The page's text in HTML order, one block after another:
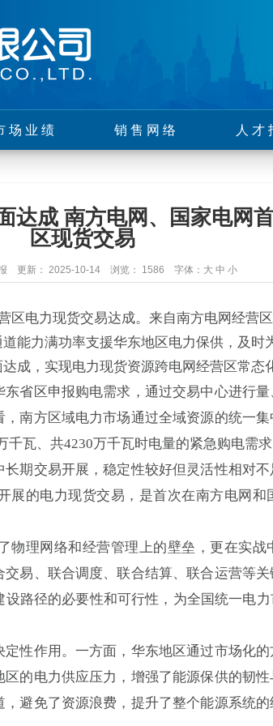
场业绩 销售网络 人才
达成 南方电网、国家电网
区现货交易
更新： 2025-10-14 浏览： 1586 字体： 大 中 小
区电力现货交易达成。来自南方电网经营
能力满功率支援华东地区电力保供，及时
成，实现电力现货资源跨电网经营区常态
区申报购电需求，通过交易中心进行量
南方区域电力市场通过全域资源的统一
瓦、共4230万千瓦时电量的紧急购电需求
交易开展，稳定性较好但灵活性相对不
展的电力现货交易，是首次在南方电网
理网络和经营管理上的壁垒，更在实战
易、联合调度、联合结算、联合运营等
路径的必要性和可行性，为全国统一电
作用。一方面，华东地区通过市场化的
的电力供应压力，增强了能源保供的韧
避免了资源浪费，提升了整个能源系统